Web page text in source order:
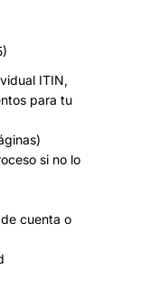
ITIN,
para tu
si no lo
cuenta o